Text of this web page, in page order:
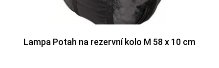
Lampa Potah na rezervní kolo M 58 x 10 cm